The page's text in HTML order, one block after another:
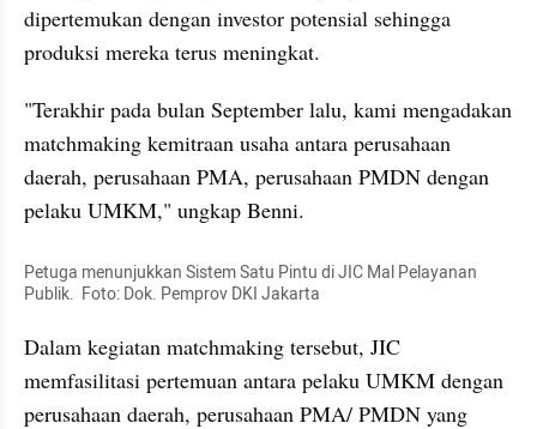
dipertemukan dengan investor potensial sehingga
produksi mereka terus meningkat.
"Terakhir pada bulan September lalu, kami mengadakan
matchmaking kemitraan usaha antara perusahaan
daerah, perusahaan PMA, perusahaan PMDN dengan
pelaku UMKM," ungkap Benni.
Petuga menunjukkan Sistem Satu Pintu di JIC Mal Pelayanan
Publik.  Foto: Dok. Pemprov DKI Jakarta
Dalam kegiatan matchmaking tersebut, JIC
memfasilitasi pertemuan antara pelaku UMKM dengan
perusahaan daerah, perusahaan PMA/ PMDN yang